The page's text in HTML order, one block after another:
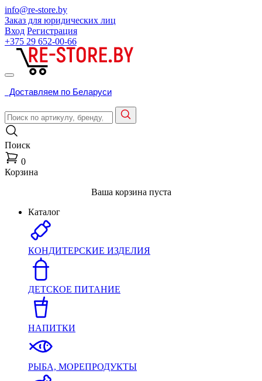
info@re-store.by
Заказ для юридических лиц
Вход Регистрация
+375 29 652-00-66
Доставляем по Беларуси
Поиск
0
Корзина
Ваша корзина пуста
Каталог
КОНДИТЕРСКИЕ ИЗДЕЛИЯ
ДЕТСКОЕ ПИТАНИЕ
НАПИТКИ
РЫБА, МОРЕПРОДУКТЫ